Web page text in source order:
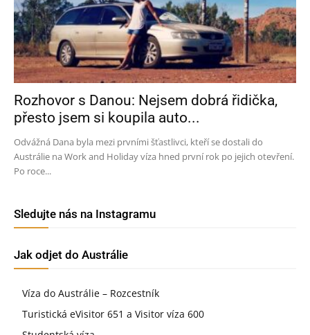
Rozhovor s Danou: Nejsem dobrá řidička,
přesto jsem si koupila auto...
Odvážná Dana byla mezi prvními šťastlivci, kteří se dostali do
Austrálie na Work and Holiday víza hned první rok po jejich otevření.
Po roce...
Sledujte nás na Instagramu
Jak odjet do Austrálie
Víza do Austrálie – Rozcestník
Turistická eVisitor 651 a Visitor víza 600